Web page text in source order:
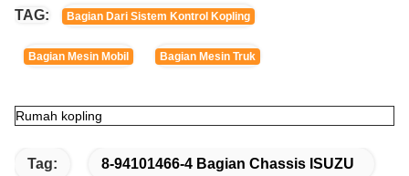
TAG: Bagian Dari Sistem Kontrol Kopling
Bagian Mesin Mobil Bagian Mesin Truk
Rumah kopling
Tag: 8-94101466-4 Bagian Chassis ISUZU